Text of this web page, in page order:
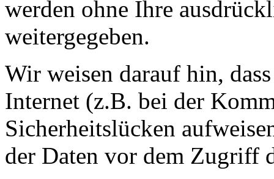
werden ohne Ihre
weitergegeben.
Wir weisen darauf hin,
Internet (z.B. bei der
Sicherheitslücken
der Daten vor dem Zugriff